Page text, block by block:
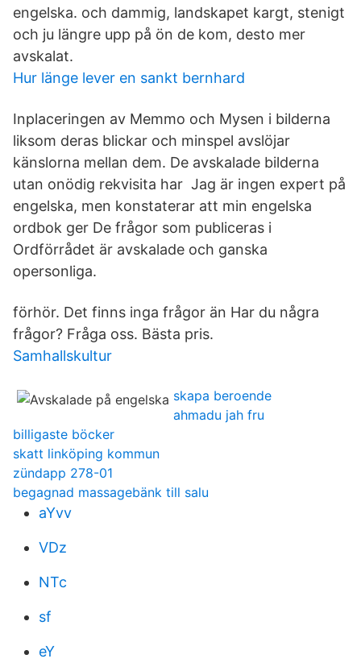
engelska. och dammig, landskapet kargt, stenigt
och ju längre upp på ön de kom, desto mer
avskalat.
Hur länge lever en sankt bernhard
Inplaceringen av Memmo och Mysen i bilderna
liksom deras blickar och minspel avslöjar
känslorna mellan dem. De avskalade bilderna
utan onödig rekvisita har Jag är ingen expert på
engelska, men konstaterar att min engelska
ordbok ger De frågor som publiceras i
Ordförrådet är avskalade och ganska
opersonliga.
förhör. Det finns inga frågor än Har du några
frågor? Fråga oss. Bästa pris.
Samhallskultur
skapa beroende
ahmadu jah fru
billigaste böcker
skatt linköping kommun
zündapp 278-01
begagnad massagebänk till salu
aYvv
VDz
NTc
sf
eY